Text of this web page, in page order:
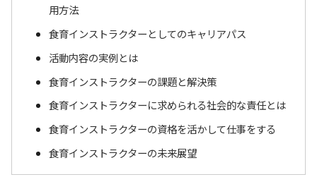
用方法
食育インストラクターとしてのキャリアパス
活動内容の実例とは
食育インストラクターの課題と解決策
食育インストラクターに求められる社会的な責任とは
食育インストラクターの資格を活かして仕事をする
食育インストラクターの未来展望